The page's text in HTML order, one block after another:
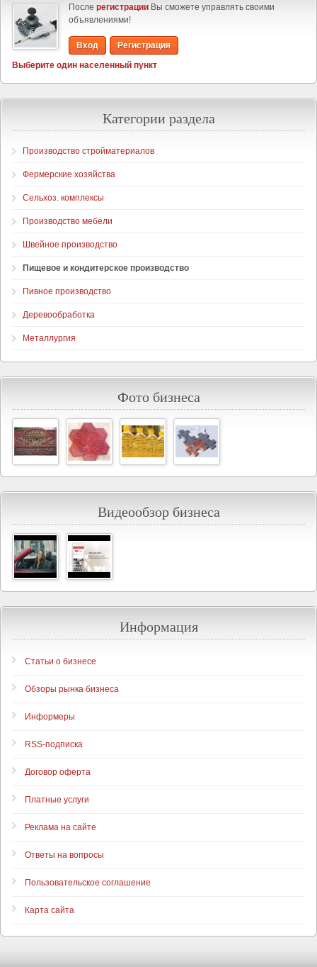
После регистрации Вы сможете управлять своими
объявлениями!
Вход
Регистрация
Выберите один населенный пункт
Категории раздела
Производство стройматериалов
Фермерские хозяйства
Сельхоз. комплексы
Производство мебели
Швейное производство
Пищевое и кондитерское производство
Пивное производство
Деревообработка
Металлургия
Фото бизнеса
Видеообзор бизнеса
Информация
Статьи о бизнесе
Обзоры рынка бизнеса
Информеры
RSS-подписка
Договор оферта
Платные услуги
Реклама на сайте
Ответы на вопросы
Пользовательское соглашение
Карта сайта